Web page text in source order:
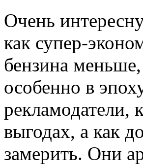
Очень
как супер-
бензина
особенно в
рекламодатели,
выгодах, а как
замерить. Они